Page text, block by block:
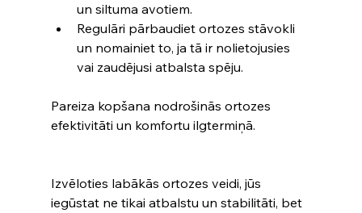
un siltuma avotiem.
Regulāri pārbaudiet ortozes stāvokli
un nomainiet to, ja tā ir nolietojusies
vai zaudējusi atbalsta spēju.
Pareiza kopšana nodrošinās ortozes
efektivitāti un komfortu ilgtermiņā.
Izvēloties labākās ortozes veidi, jūs
iegūstat ne tikai atbalstu un stabilitāti, bet